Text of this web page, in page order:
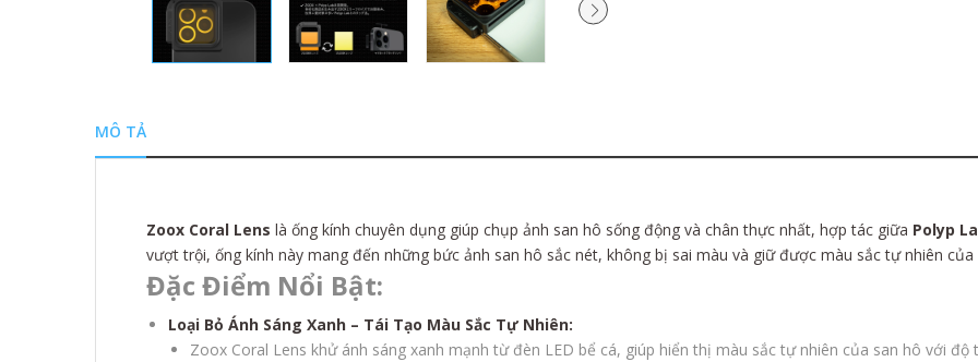
MÔ TẢ
Zoox Coral Lens là ống kính chuyên dụng giúp chụp ảnh san hô sống động và chân thực nhất, hợp tác giữa Polyp
vượt trội, ống kính này mang đến những bức ảnh san hô sắc nét, không bị sai màu và giữ được màu sắc tự nhiên
Đặc Điểm Nổi Bật:
Loại Bỏ Ánh Sáng Xanh – Tái Tạo Màu Sắc Tự Nhiên:
Zoox Coral Lens khử ánh sáng xanh mạnh từ đèn LED bể cá, giúp hiển thị màu sắc tự nhiên của san hô với